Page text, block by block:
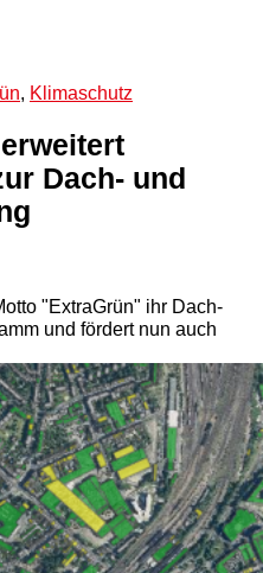
, Klimaschutz
Dach- und
"ExtraGrün" ihr Dach-
und fördert nun auch